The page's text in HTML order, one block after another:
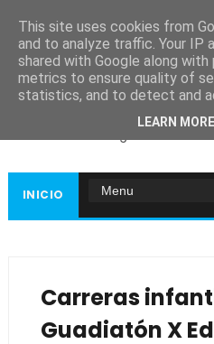
Guadiana
INICIO
Carreras
Guadiatón X
This site uses cookies from
and to analyze traffic. Your IP
shared with Google along
metrics to ensure quality of
statistics, and to detect and
LEARN MORE